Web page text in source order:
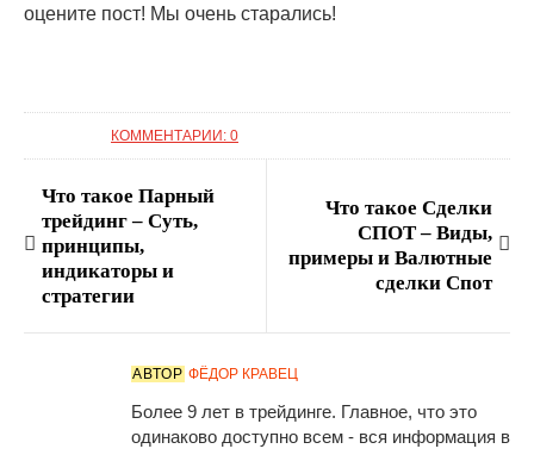
оцените пост! Мы очень старались!
КОММЕНТАРИИ: 0
Что такое Парный
трейдинг – Суть,
принципы,
индикаторы и
стратегии
Что такое Сделки
СПОТ – Виды,
примеры и Валютные
сделки Спот
АВТОР ФЁДОР КРАВЕЦ
Более 9 лет в трейдинге. Главное, что это
одинаково доступно всем - вся информация в